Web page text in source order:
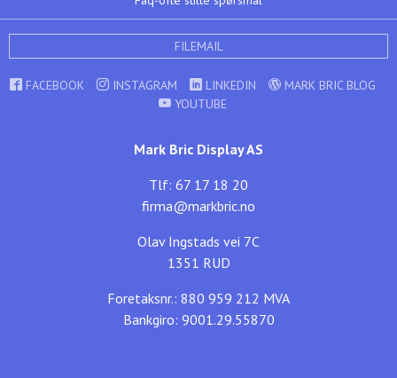
FILEMAIL
FACEBOOK INSTAGRAM LINKEDIN
MARK BRIC BLOG
YOUTUBE
Mark Bric Display AS
Tlf: 67 17 18 20
firma@markbric.no
Olav Ingstads vei 7C
1351 RUD
Foretaksnr.: 880 959 212 MVA
Bankgiro: 9001.29.55870